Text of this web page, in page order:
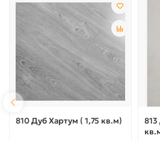
810 Дуб Хартум ( 1,75 кв.м)
813